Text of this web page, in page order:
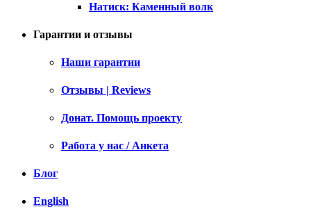
Натиск: Каменный волк
Гарантии и отзывы
Наши гарантии
Отзывы | Reviews
Донат. Помощь проекту
Работа у нас / Анкета
Блог
English